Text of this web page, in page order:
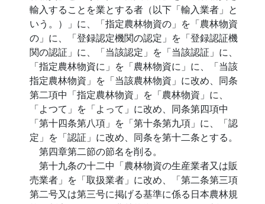
輸入することを業とする者（以下「輸入業者」と
いう。）」に、「指定農林物資の」を「農林物資
の」に、「登録認定機関の認定」を「登録認証機
関の認証」に、「当該認定」を「当該認証」に、
「指定農林物資に」を「農林物資に」に、「当該
指定農林物資」を「当該農林物資」に改め、同条
第二項中「指定農林物資」を「農林物資」に、
「よつて」を「よって」に改め、同条第四項中
「第十四条第八項」を「第十条第九項」に、「認
定」を「認証」に改め、同条を第十二条とする。
第四章第二節の節名を削る。
第十九条の十二中「農林物資の生産業者又は販
売業者」を「取扱業者」に改め、「第二条第三項
第二号又は第三号に掲げる基準に係る日本農林規